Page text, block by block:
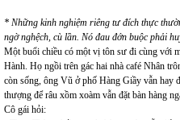
* Những kinh nghiệm riêng tư đích thực
ngờ nghệch, cù lần. Nó đau đớn buộc phải
Một buổi chiều có một vị tôn sư đi cùng với
Hành. Họ ngồi trên gác hai nhà café Nhân
còn sống, ông Vũ ở phố Hàng Giầy vẫn hay
thượng để râu xồm xoàm vẫn đặt bàn hàng
Cô gái hỏi: